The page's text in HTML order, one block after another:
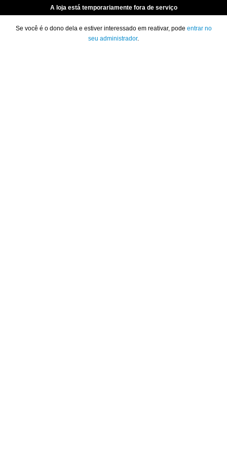
A loja está temporariamente fora de serviço
Se você é o dono dela e estiver interessado em reativar, pode entrar no
seu administrador.